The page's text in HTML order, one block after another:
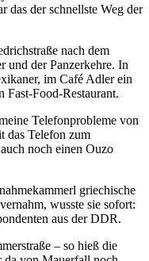
das der schnellste Weg der
nach dem
und der Panzerkehre. In
im Café Adler ein
Fast-Food-Restaurant.
Telefonprobleme von
das Telefon zum
noch einen Ouzo
griechische
wusste sie sofort:
aus der DDR.
– so hieß die